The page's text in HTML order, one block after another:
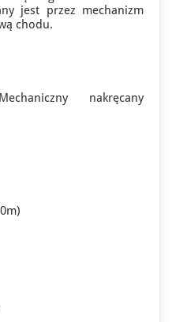
jest przez mechanizm
chodu.
nakręcany